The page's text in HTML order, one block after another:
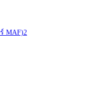
MAF)2